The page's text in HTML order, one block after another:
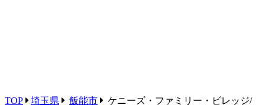
TOP 埼玉県 飯能市
ケニーズ・ファミリー・ビレッジ/